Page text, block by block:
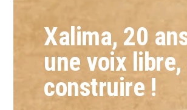
Xalima, 20
une voix
construire !